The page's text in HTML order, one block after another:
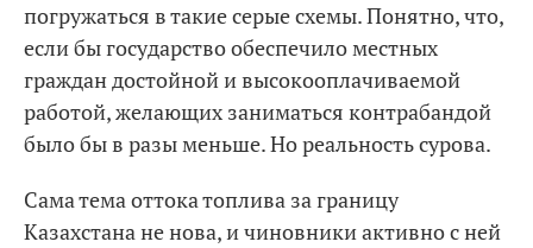
погружаться в такие серые схемы. Понятно, что,
если бы государство обеспечило местных
граждан достойной и высокооплачиваемой
работой, желающих заниматься контрабандой
было бы в разы меньше. Но реальность сурова.
Сама тема оттока топлива за границу
Казахстана не нова, и чиновники активно с ней